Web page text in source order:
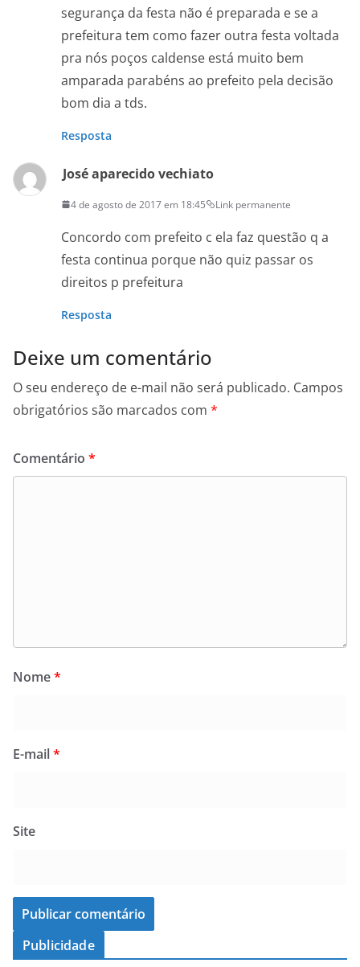
segurança da festa não é preparada e se a
prefeitura tem como fazer outra festa voltada
pra nós poços caldense está muito bem
amparada parabéns ao prefeito pela decisão
bom dia a tds.
Resposta
José aparecido vechiato
4 de agosto de 2017 em 18:45 Link permanente
Concordo com prefeito c ela faz questão q a
festa continua porque não quiz passar os
direitos p prefeitura
Resposta
Deixe um comentário
O seu endereço de e-mail não será publicado. Campos
obrigatórios são marcados com *
Comentário *
Nome*
E-mail*
Site
Publicidade